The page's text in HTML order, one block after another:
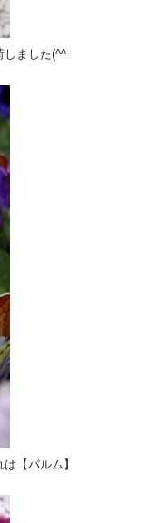
ました(^^ゞ
【パルム】